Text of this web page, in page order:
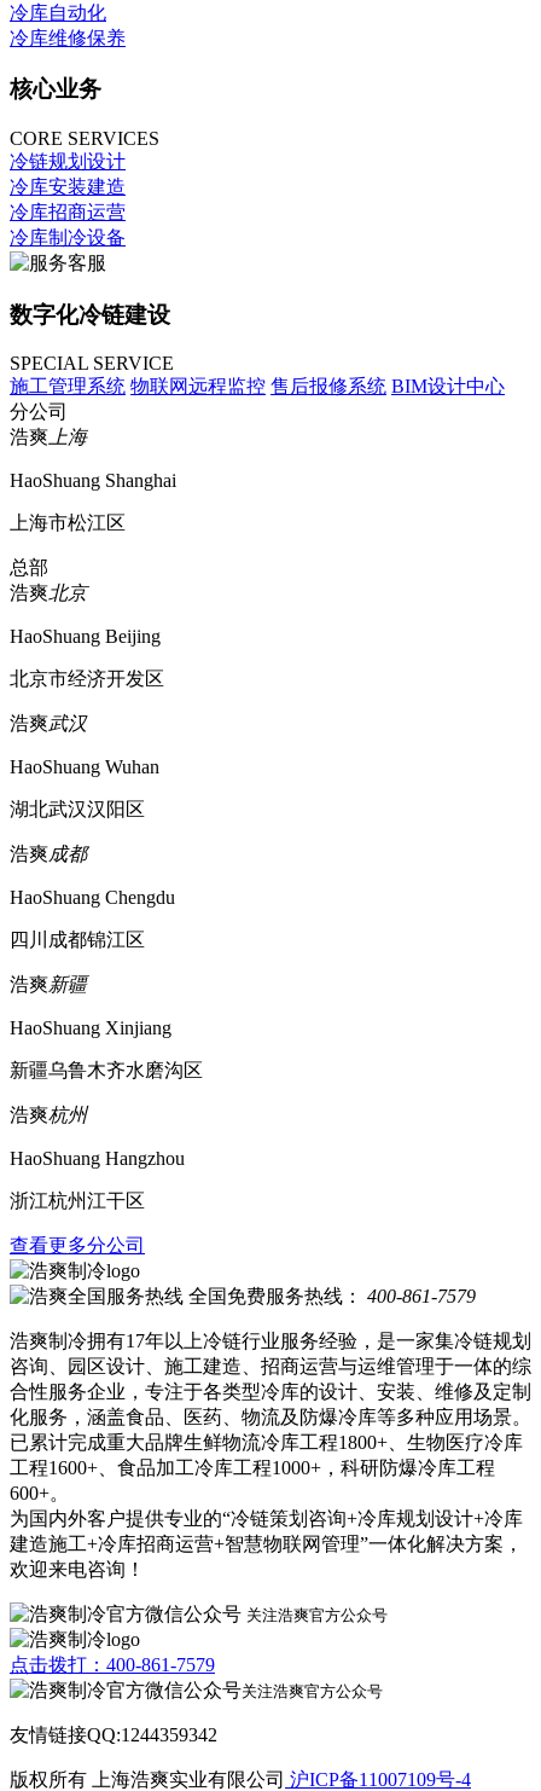
冷库自动化
冷库维修保养
核心业务
CORE SERVICES
冷链规划设计
冷库安装建造
冷库招商运营
冷库制冷设备
数字化冷链建设
SPECIAL SERVICE
施工管理系统 物联网远程监控 售后报修系统 BIM设计中心
分公司
浩爽上海
HaoShuang Shanghai
上海市松江区
总部
浩爽北京
HaoShuang Beijing
北京市经济开发区
浩爽武汉
HaoShuang Wuhan
湖北武汉汉阳区
浩爽成都
HaoShuang Chengdu
四川成都锦江区
浩爽新疆
HaoShuang Xinjiang
新疆乌鲁木齐水磨沟区
浩爽杭州
HaoShuang Hangzhou
浙江杭州江干区
查看更多分公司
全国免费服务热线： 400-861-7579
浩爽制冷拥有17年以上冷链行业服务经验，是一家集冷链规划
咨询、园区设计、施工建造、招商运营与运维管理于一体的综
合性服务企业，专注于各类型冷库的设计、安装、维修及定制
化服务，涵盖食品、医药、物流及防爆冷库等多种应用场景。
已累计完成重大品牌生鲜物流冷库工程1800+、生物医疗冷库
工程1600+、食品加工冷库工程1000+，科研防爆冷库工程
600+。
为国内外客户提供专业的“冷链策划咨询+冷库规划设计+冷库
建造施工+冷库招商运营+智慧物联网管理”一体化解决方案，
欢迎来电咨询！
关注浩爽官方公众号
点击拨打：400-861-7579
关注浩爽官方公众号
友情链接QQ:1244359342
版权所有 上海浩爽实业有限公司 沪ICP备11007109号-4